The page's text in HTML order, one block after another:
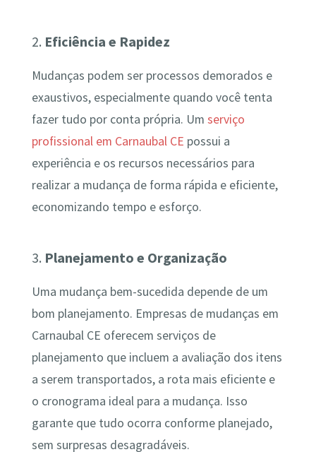
2. Eficiência e Rapidez
Mudanças podem ser processos demorados e
exaustivos, especialmente quando você tenta
fazer tudo por conta própria. Um serviço
profissional em Carnaubal CE possui a
experiência e os recursos necessários para
realizar a mudança de forma rápida e eficiente,
economizando tempo e esforço.
3. Planejamento e Organização
Uma mudança bem-sucedida depende de um
bom planejamento. Empresas de mudanças em
Carnaubal CE oferecem serviços de
planejamento que incluem a avaliação dos itens
a serem transportados, a rota mais eficiente e
o cronograma ideal para a mudança. Isso
garante que tudo ocorra conforme planejado,
sem surpresas desagradáveis.